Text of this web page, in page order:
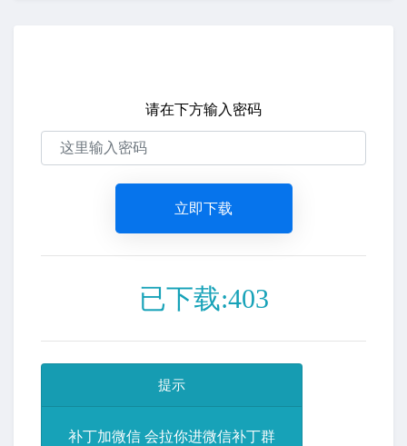
请在下方输入密码
立即下载
已下载:403
提示
补丁加微信 会拉你进微信补丁群